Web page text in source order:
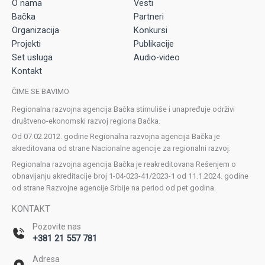
O nama
Vesti
Bačka
Partneri
Organizacija
Konkursi
Projekti
Publikacije
Set usluga
Audio-video
Kontakt
ČIME SE BAVIMO
Regionalna razvojna agencija Bačka stimuliše i unapređuje održivi
društveno-ekonomski razvoj regiona Bačka.
Od 07.02.2012. godine Regionalna razvojna agencija Bačka je
akreditovana od strane Nacionalne agencije za regionalni razvoj.
Regionalna razvojna agencija Bačka je reakreditovana Rešenjem o
obnavljanju akreditacije broj 1-04-023-41/2023-1 od 11.1.2024. godine
od strane Razvojne agencije Srbije na period od pet godina.
KONTAKT
Pozovite nas
+381 21 557 781
Adresa